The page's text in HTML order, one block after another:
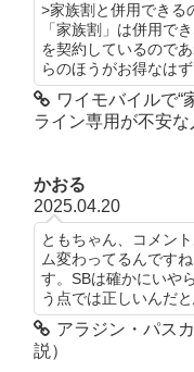
>家族割と併用できる
「家族割」は併用で
を契約しているので
らのほうがお得なはず
ワイモバイルで“
ライン専用が不安
かおる
2025.04.20
ともちゃん、コメン
ム変わってるんです
す。SBは確かにいや
う点では正しいんだ
アラジン・パス
説）